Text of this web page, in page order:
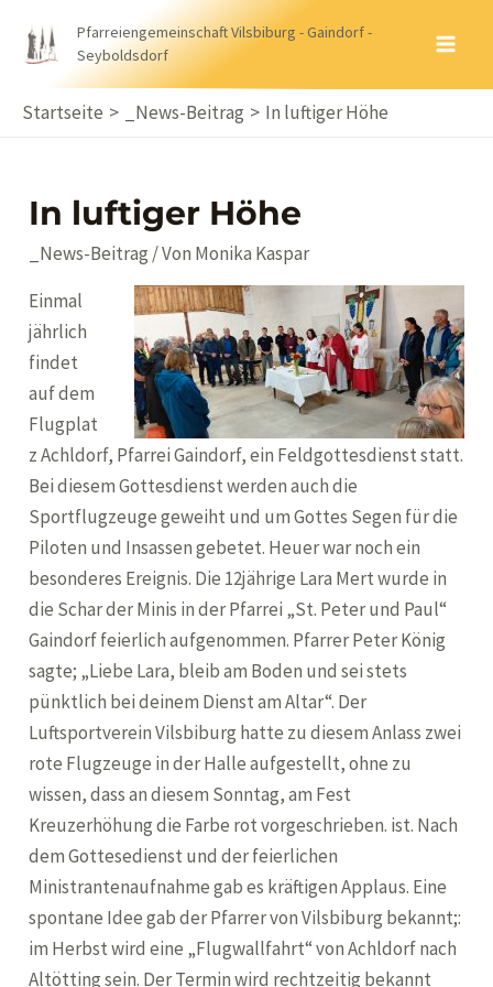
Inhalt
Pfarreiengemeinschaft Vilsbiburg - Gaindorf -
Seyboldsdorf
Startseite _News-Beitrag In luftiger Höhe
In luftiger Höhe
_News-Beitrag / Von Monika Kaspar
Einmal
jährlich
findet
auf dem
Flugplat
z Achldorf, Pfarrei Gaindorf, ein Feldgottesdienst statt.
Bei diesem Gottesdienst werden auch die
Sportflugzeuge geweiht und um Gottes Segen für die
Piloten und Insassen gebetet. Heuer war noch ein
besonderes Ereignis. Die 12jährige Lara Mert wurde in
die Schar der Minis in der Pfarrei „St. Peter und Paul“
Gaindorf feierlich aufgenommen. Pfarrer Peter König
sagte; „Liebe Lara, bleib am Boden und sei stets
pünktlich bei deinem Dienst am Altar“. Der
Luftsportverein Vilsbiburg hatte zu diesem Anlass zwei
rote Flugzeuge in der Halle aufgestellt, ohne zu
wissen, dass an diesem Sonntag, am Fest
Kreuzerhöhung die Farbe rot vorgeschrieben. ist. Nach
dem Gottesedienst und der feierlichen
Ministrantenaufnahme gab es kräftigen Applaus. Eine
spontane Idee gab der Pfarrer von Vilsbiburg bekannt;:
im Herbst wird eine „Flugwallfahrt“ von Achldorf nach
Altötting sein. Der Termin wird rechtzeitig bekannt